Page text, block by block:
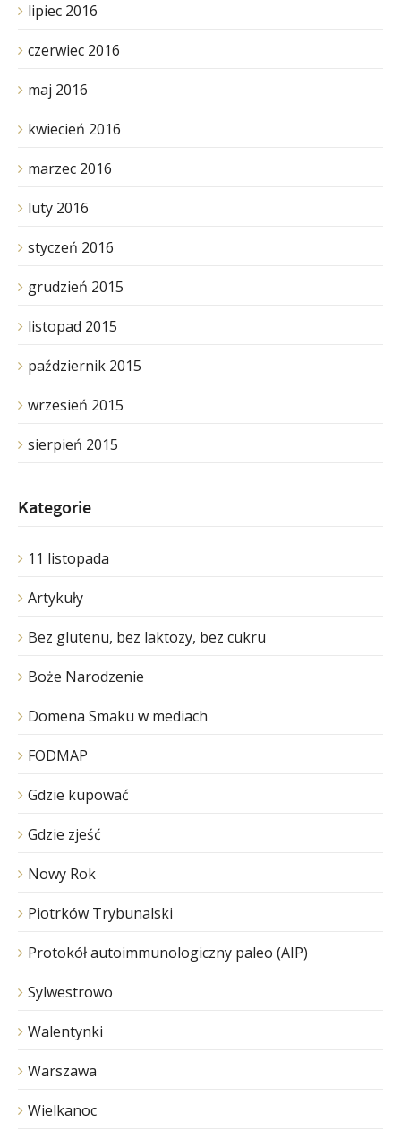
lipiec 2016
czerwiec 2016
maj 2016
kwiecień 2016
marzec 2016
luty 2016
styczeń 2016
grudzień 2015
listopad 2015
październik 2015
wrzesień 2015
sierpień 2015
Kategorie
11 listopada
Artykuły
Bez glutenu, bez laktozy, bez cukru
Boże Narodzenie
Domena Smaku w mediach
FODMAP
Gdzie kupować
Gdzie zjeść
Nowy Rok
Piotrków Trybunalski
Protokół autoimmunologiczny paleo (AIP)
Sylwestrowo
Walentynki
Warszawa
Wielkanoc